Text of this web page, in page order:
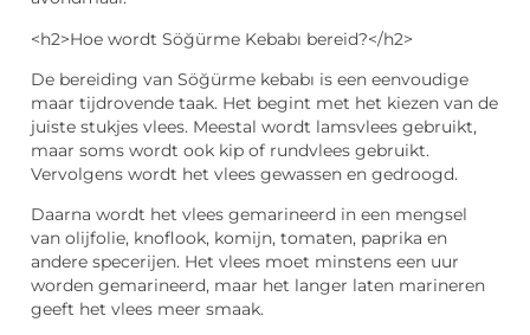
<h2>Hoe wordt Söğürme Kebabı bereid?</h2>
De bereiding van Söğürme kebabı is een eenvoudige
maar tijdrovende taak. Het begint met het kiezen van de
juiste stukjes vlees. Meestal wordt lamsvlees gebruikt,
maar soms wordt ook kip of rundvlees gebruikt.
Vervolgens wordt het vlees gewassen en gedroogd.
Daarna wordt het vlees gemarineerd in een mengsel
van olijfolie, knoflook, komijn, tomaten, paprika en
andere specerijen. Het vlees moet minstens een uur
worden gemarineerd, maar het langer laten marineren
geeft het vlees meer smaak.